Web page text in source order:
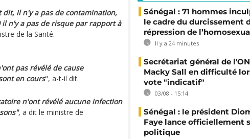
dit, il n'y a pas de contamination,
n'y a pas de risque par rapport à
de la Santé.
pas révélé de cause
en cours", a-t-il dit.
n'ont révélé aucune infection
, a dit le ministre de
Sénégal : 71 hommes
le cadre du durcissement
répression de
Il y a 24 minutes
Secrétariat général de
Macky Sall en difficulté
vote "indicatif"
03/08 - 15:14
Sénégal : le président
Faye lance officiellement
politique